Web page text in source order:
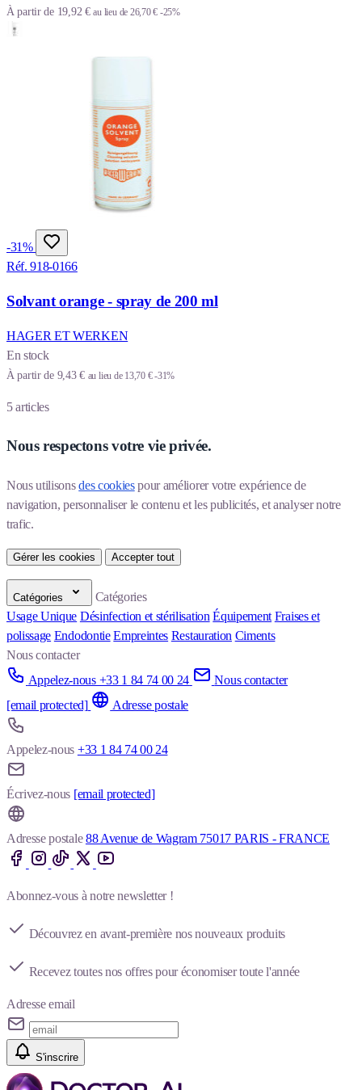
À partir de 19,92 € au lieu de 26,70 € -25%
-31%
Réf. 918-0166
Solvant orange - spray de 200 ml
HAGER ET WERKEN
En stock
À partir de 9,43 € au lieu de 13,70 €-31%
5articles
Nous respectons votre vie privée.
Nous utilisons des cookies pour améliorer votre expérience de
navigation, personnaliser le contenu et les publicités, et analyser notre
trafic.
Gérer les cookies Accepter tout
Catégories
Catégories
Usage Unique Désinfection et stérilisation Équipement Fraises et
polissage Endodontie Empreintes Restauration Ciments
Nous contacter
Appelez-nous +33 1 84 74 00 24
Nous contacter
[email protected]
Adresse postale
Appelez-nous +33 1 84 74 00 24
Écrivez-nous [email protected]
Adresse postale 88 Avenue de Wagram 75017 PARIS - FRANCE
Abonnez-vous à notre newsletter !
Découvrez en avant-première nos nouveaux produits
Recevez toutes nos offres pour économiser toute l'année
Adresse email
S'inscrire